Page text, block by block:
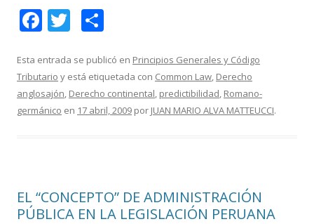
F
e
b
o
T
itt
er
m
p
ar
Esta entrada se publicó en Principios Generales y Código
Tributario y está etiquetada con Common Law, Derecho
anglosajón, Derecho continental, predictibilidad, Romano-
germánico en 17 abril, 2009 por JUAN MARIO ALVA MATTEUCCI.
EL “CONCEPTO” DE ADMINISTRACIÓN
PÚBLICA EN LA LEGISLACIÓN PERUANA